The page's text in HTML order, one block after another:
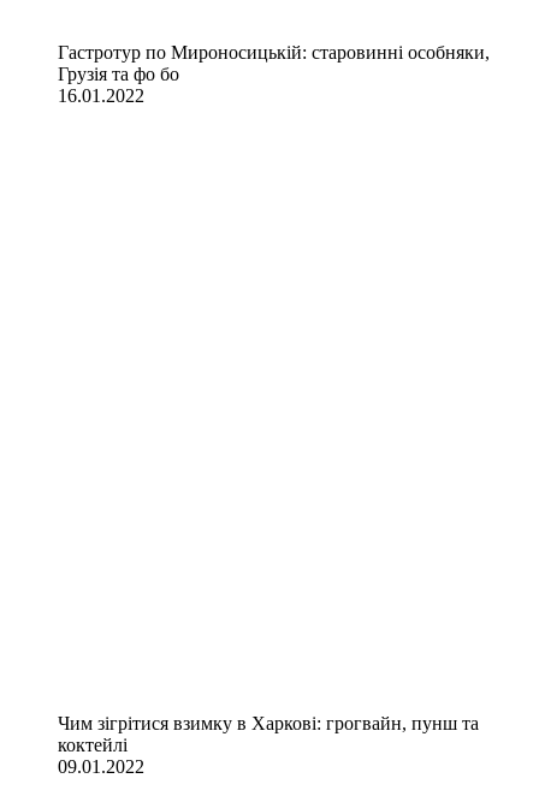
Гастротур по Мироносицькій: старовинні особняки,
Грузія та фо бо
16.01.2022
Чим зігрітися взимку в Харкові: грогвайн, пунш та
коктейлі
09.01.2022